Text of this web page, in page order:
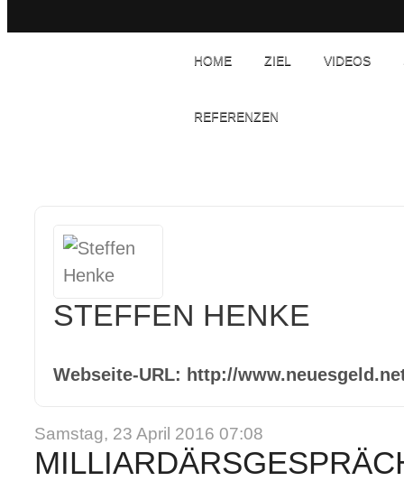
HOME ZIEL VIDEOS
REFERENZEN
STEFFEN HENKE
Webseite-URL: http://
Samstag, 23 April 2016 07:08